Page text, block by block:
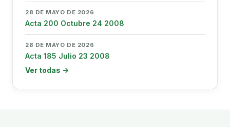
28 DE MAYO DE 2026
Acta 200 Octubre 24 2008
28 DE MAYO DE 2026
Acta 185 Julio 23 2008
Ver todas →